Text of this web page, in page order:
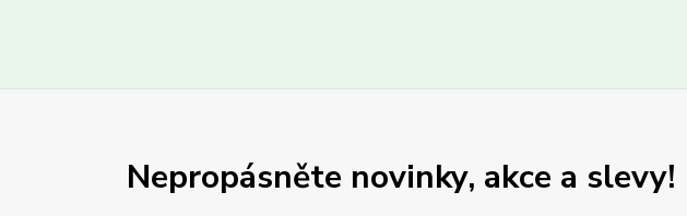
Nepropásněte novinky, akce a slevy!